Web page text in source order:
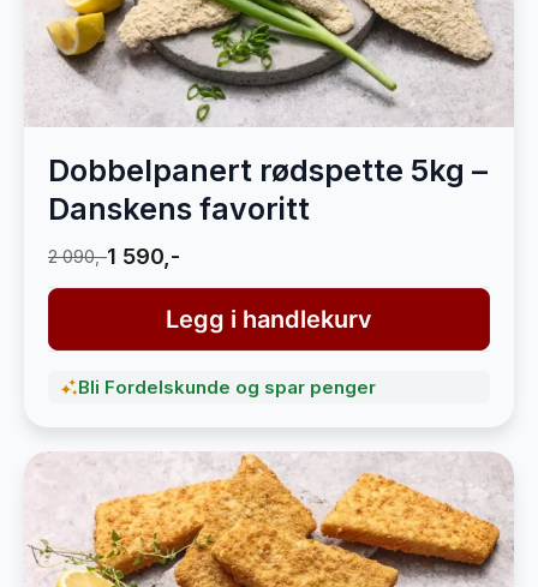
Dobbelpanert rødspette 5kg –
Danskens favoritt
2 090,-1 590,-
Legg i handlekurv
Bli Fordelskunde og spar penger